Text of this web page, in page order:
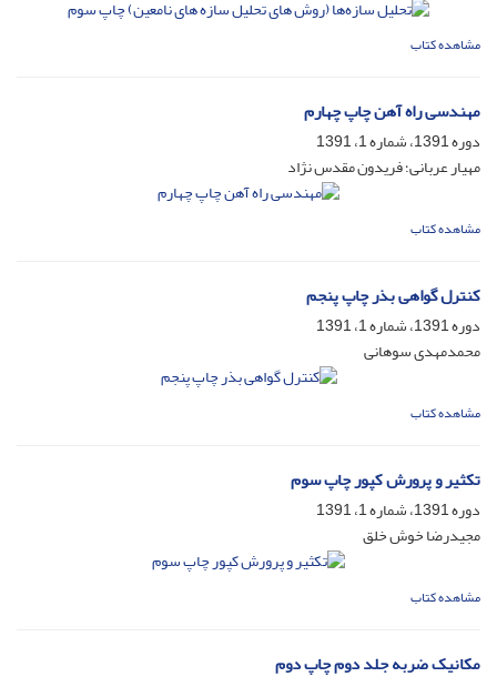
مشاهده کتاب
مهندسی راه آهن چاپ چهارم
دوره 1391، شماره 1، 1391
مهیار عربانی؛ فریدون مقدس نژاد
مشاهده کتاب
کنترل گواهی بذر چاپ پنجم
دوره 1391، شماره 1، 1391
محمدمهدی سوهانی
مشاهده کتاب
تکثیر و پرورش کپور چاپ سوم
دوره 1391، شماره 1، 1391
مجیدرضا خوش خلق
مشاهده کتاب
مکانیک ضربه جلد دوم چاپ دوم